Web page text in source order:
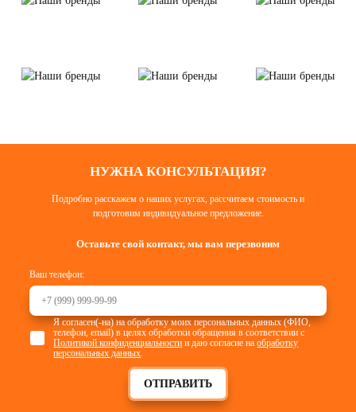
НУЖНА КОНСУЛЬТАЦИЯ?
Подробно расскажем о наших услугах, рассчитаем стоимость и
подготовим индивидуальное предложение.
Оставьте свой контакт, мы вам перезвоним
Ваш телефон:
ОТПРАВИТЬ
Я согласен(-на) на обработку моих персональных данных (ФИО,
телефон, email) в целях обработки обращения в соответствии с
Политикой конфиденциальности и даю согласие наобработку
персональных данных.